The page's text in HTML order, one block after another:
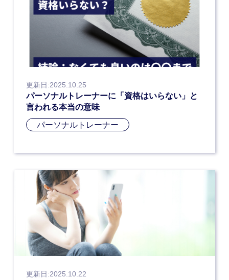
更新日:2025.10.25
パーソナルトレーナーに「資格はいらない」と
言われる本当の意味
パーソナルトレーナー
更新日:2025.10.22